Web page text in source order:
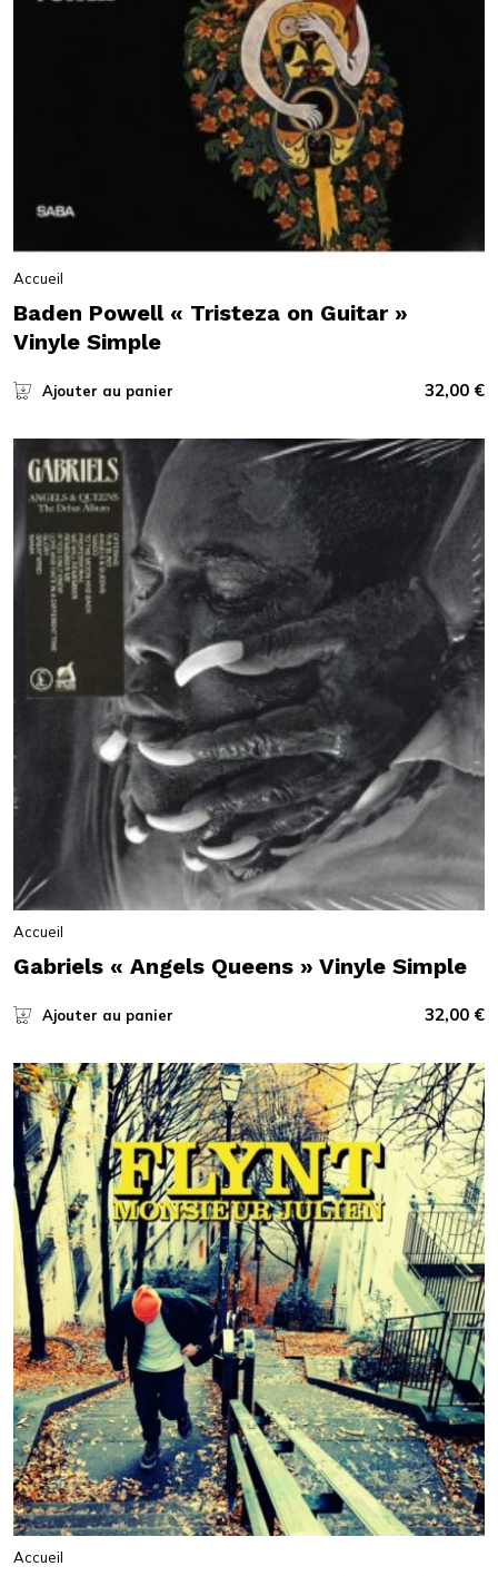
Accueil
Baden Powell « Tristeza on Guitar »
Vinyle Simple
Ajouter au panier 32,00 €
Accueil
Gabriels « Angels Queens » Vinyle Simple
Ajouter au panier 32,00 €
Accueil